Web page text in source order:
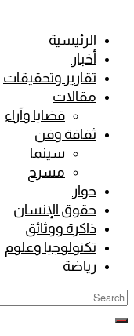
الرئيسية
أخبار
تقارير وتحقيقات
مقالات
قضايا وآراء
ثقافة وفن
سينما
مسرح
حوار
حقوق الإنسان
ذاكرة ووثائق
تكنولوجيا وعلوم
رياضة